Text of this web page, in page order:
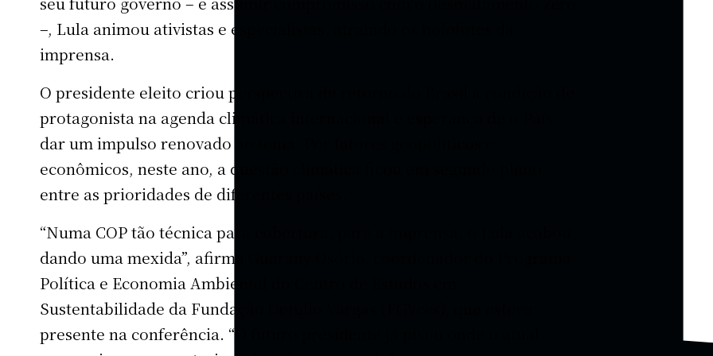
–, Lula animou ativistas e especialistas, atraindo os holofotes da
imprensa.
O presidente eleito criou perspectiva de retorno do Brasil à condição de
protagonista na agenda climática internacional e esperança de o País
dar um impulso renovado ao tema. Por fatores geopolíticos e
econômicos, neste ano, a questão climática ficou em segundo plano
entre as prioridades de diferentes países.
“Numa COP tão técnica para cobertura, para a imprensa, o Lula acabou
dando uma mexida”, afirma Guarany Osório, coordenador do Programa
Política e Economia Ambiental do Centro de Estudos em
Sustentabilidade da Fundação Getulio Vargas (FGVces), que esteve
presente na conferência. “O futuro presidente já pisou onde o atual